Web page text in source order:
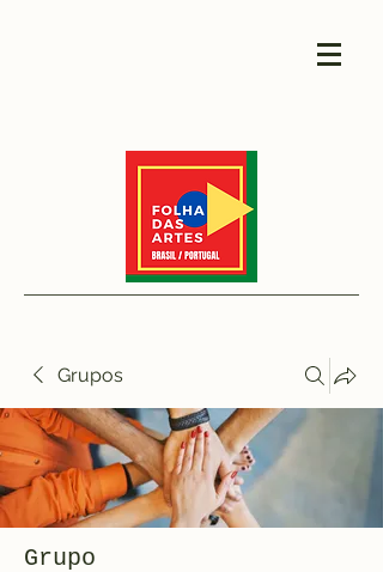
Grupos
Grupo